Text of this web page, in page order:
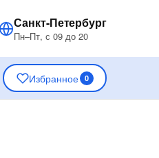
Санкт-Петербург
Пн–Пт, с 09 до 20
Избранное 0